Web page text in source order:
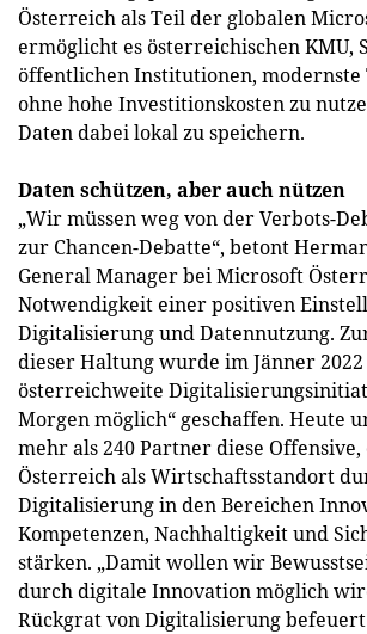
Österreich als Teil der globalen
ermöglicht es österreichischen KMU,
öffentlichen Institutionen, modernste
ohne hohe Investitionskosten zu
Daten dabei lokal zu speichern.
Daten schützen, aber auch nützen
„Wir müssen weg von der Verbots-
zur Chancen-Debatte“, betont
General Manager bei Microsoft
Notwendigkeit einer positiven
Digitalisierung und Datennutzung.
dieser Haltung wurde im Jänner
österreichweite
Morgen möglich“ geschaffen. Heute
mehr als 240 Partner diese
Österreich als Wirtschaftsstandort
Digitalisierung in den Bereichen
Kompetenzen, Nachhaltigkeit und
stärken. „Damit wollen wir
durch digitale Innovation möglich
Rückgrat von Digitalisierung